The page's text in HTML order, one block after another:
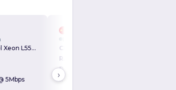
2x Intel Xeon L5520 2.26GHz
5Mbps
CPU
RAM
Disque
Réseau
›